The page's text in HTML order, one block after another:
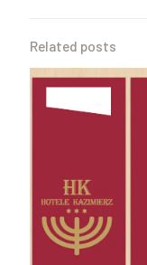
Related posts